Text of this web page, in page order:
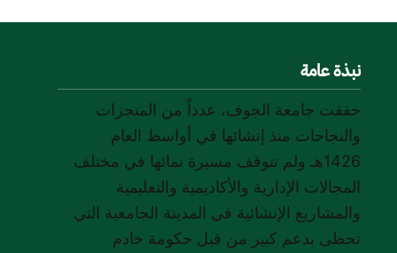
نبذة عامة
حققت جامعة الجوف، عدداً من المنجزات
والنجاحات منذ إنشائها في أواسط العام
1426هـ ولم تتوقف مسيرة نمائها في مختلف
المجالات الإدارية والأكاديمية والتعليمية
والمشاريع الإنشائية في المدينة الجامعية التي
تحظى بدعم كبير من قبل حكومة خادم